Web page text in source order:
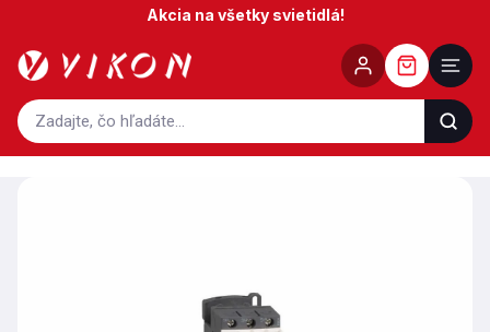
obsah
Akcia na všetky svietidlá!